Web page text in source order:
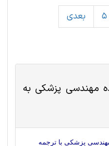
5
بعدی
مهندسی پزشکی به